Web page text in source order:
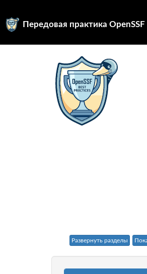
Передовая практика OpenSSF
Развернуть разделы